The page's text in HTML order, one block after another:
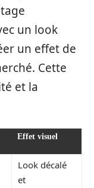
un look
un effet de
Cette
et la
Effet visuel
Look décalé
et